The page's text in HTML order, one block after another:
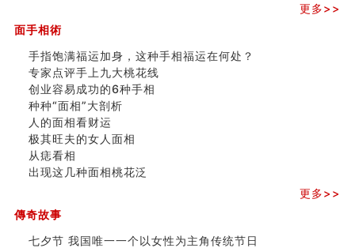
更多>>
面手相術
手指饱满福运加身，这种手相福运在何处？
专家点评手上九大桃花线
创业容易成功的6种手相
种种“面相”大剖析
人的面相看财运
极其旺夫的女人面相
从痣看相
出现这几种面相桃花泛
更多>>
傳奇故事
七夕节 我国唯一一个以女性为主角传统节日